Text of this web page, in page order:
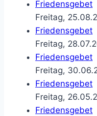
Friedensgebet
Freitag,
Friedensgebet
Freitag,
Friedensgebet
Freitag,
Friedensgebet
Freitag,
Friedensgebet